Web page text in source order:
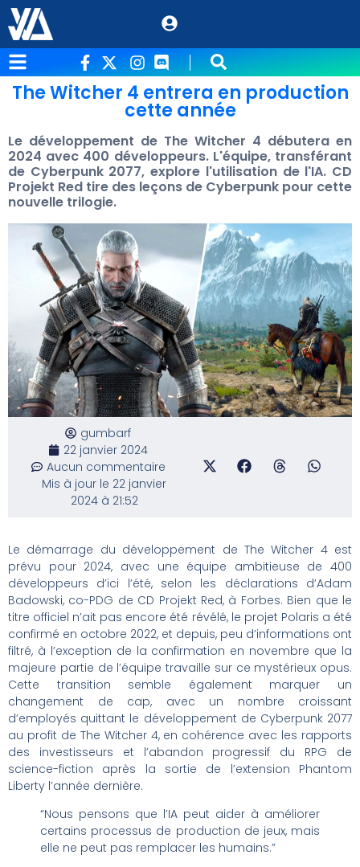
The Witcher 4 entrera en production
cette année
Le développement de The Witcher 4 débutera en
2024 avec 400 développeurs. L'équipe, transférant
de Cyberpunk 2077, explore l'utilisation de l'IA. CD
Projekt Red tire des leçons de Cyberpunk pour cette
nouvelle trilogie.
gumbarf
22 janvier 2024
Aucun commentaire
Mis à jour le 22 janvier
2024 à 21:52
Le démarrage du développement de The Witcher 4 est
prévu pour 2024, avec une équipe ambitieuse de 400
développeurs d’ici l’été, selon les déclarations d’Adam
Badowski, co-PDG de CD Projekt Red, à Forbes. Bien que le
titre officiel n’ait pas encore été révélé, le projet Polaris a été
confirmé en octobre 2022, et depuis, peu d’informations ont
filtré, à l’exception de la confirmation en novembre que la
majeure partie de l’équipe travaille sur ce mystérieux opus.
Cette transition semble également marquer un
changement de cap, avec un nombre croissant
d’employés quittant le développement de Cyberpunk 2077
au profit de The Witcher 4, en cohérence avec les rapports
des investisseurs et l’abandon progressif du RPG de
science-fiction après la sortie de l’extension Phantom
Liberty l’année dernière.
“Nous pensons que l’IA peut aider à améliorer
certains processus de production de jeux, mais
elle ne peut pas remplacer les humains.”